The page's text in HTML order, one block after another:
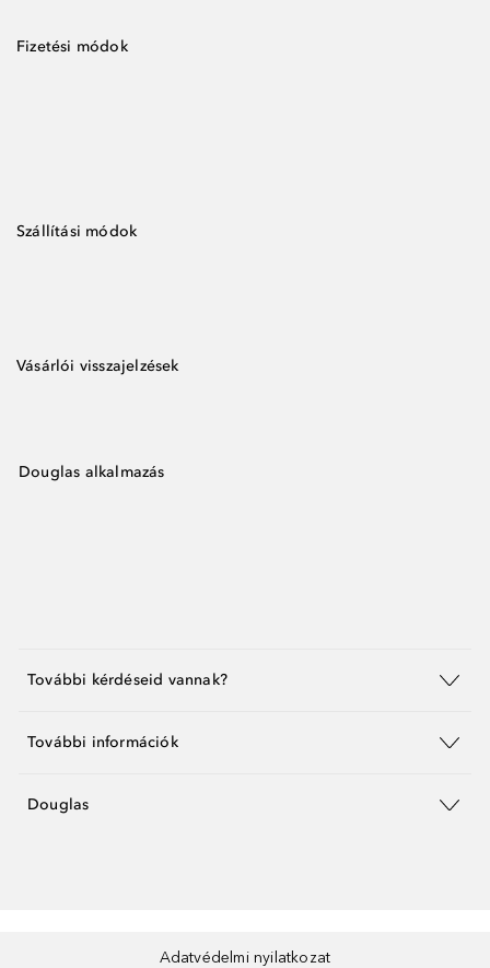
Fizetési módok
Szállítási módok
Vásárlói visszajelzések
Douglas alkalmazás
További kérdéseid vannak?
További információk
Douglas
Adatvédelmi nyilatkozat